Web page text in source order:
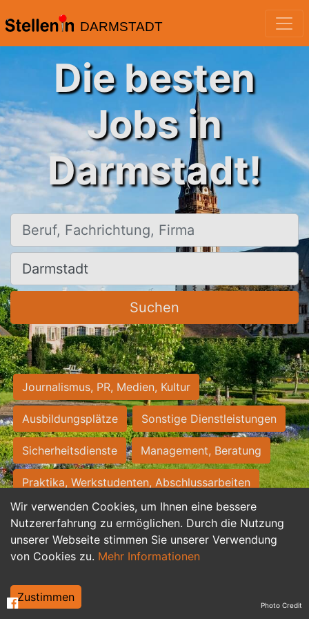
DARMSTADT
Wir verwenden Cookies, um Ihnen eine bessere
Nutzererfahrung zu ermöglichen. Durch die Nutzung
unserer Webseite stimmen Sie unserer Verwendung
von Cookies zu. Mehr Informationen
Zustimmen
Die besten
Jobs in
Darmstadt!
Beruf, Fachrichtung, Firma
Ort, Stadt
Suchen
Journalismus, PR, Medien, Kultur
Ausbildungsplätze Sonstige Dienstleistungen
Sicherheitsdienste Management, Beratung
Praktika, Werkstudenten, Abschlussarbeiten
Personalwesen Assistenz, Sekretariat
Hilfskräfte, Aushilfs- und Nebenjobs
Weiterbildung, Studium, duale Ausbildung Photo Credit